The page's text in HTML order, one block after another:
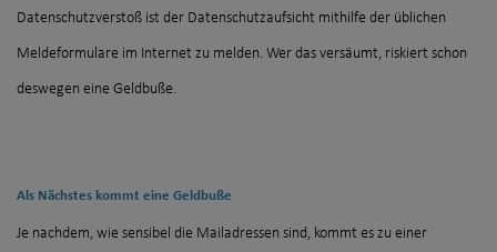
Datenschutzverstoß ist der Datenschutzaufsicht mithilfe der üblichen
Meldeformulare im Internet zu melden. Wer das versäumt, riskiert schon
deswegen eine Geldbuße.
Als Nächstes kommt eine Geldbuße
Je nachdem, wie sensibel die Mailadressen sind, kommt es zu einer